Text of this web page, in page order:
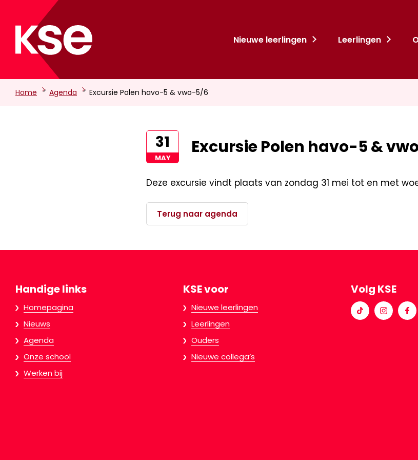
Nieuwe leerlingen Leerlingen
Home -Agenda -Excursie Polen havo-5 & vwo-5/6
31
MAY
Excursie Polen havo-5 &
Deze excursie vindt plaats van zondag 31 mei tot en met
Terug naar agenda
Handige links
Homepagina
Nieuws
Agenda
Onze school
Werken bij
KSE voor
Nieuwe leerlingen
Leerlingen
Ouders
Nieuwe collega’s
Volg KSE